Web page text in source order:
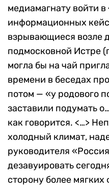
медиамагнату войти
информационных
взрывающиеся возле
подмосковной Истре
могла бы на чай
времени в беседах
потом — «у родового
заставили подумать
как говорится. <…>
холодный климат,
руководителя
дезавуировать
сторону более